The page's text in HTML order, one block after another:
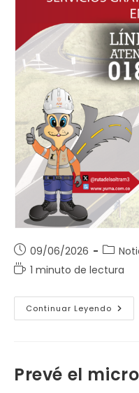
Publicación
de
entrada:
09/06/2026
de
entrada:
Tiempo
lectura:
1 minuto de lectura
Continuar Leyendo
Vía
Prevé el